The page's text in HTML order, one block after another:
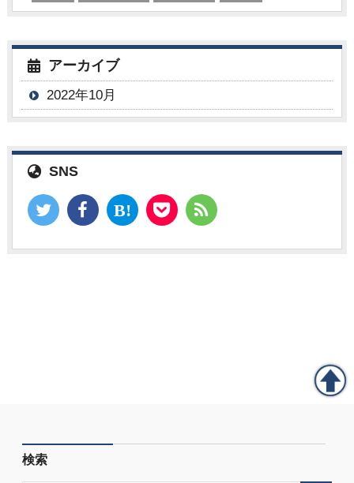
アーカイブ
2022年10月
SNS
検索